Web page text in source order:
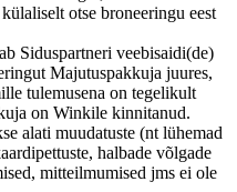
otse broneeringu eest
Siduspartneri veebisaidi(de)
Majutuspakkuja juures,
tulemusena on tegelikult
on Winkile kinnitanud.
alati muudatuste (nt lühemad
halbade võlgade
mitteilmumised jms ei ole